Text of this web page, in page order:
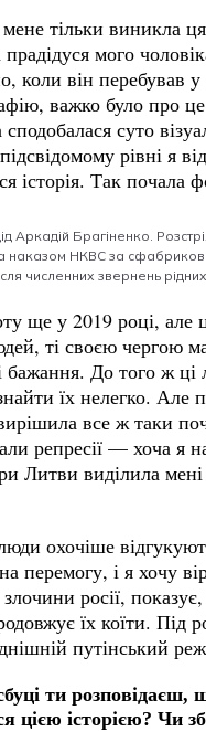
тільки виникла
мого
коли він перебував
важко було про
суто
рівні я
історія. Так почала
Аркадій Брагіненко.
наказом НКВС за
численних звернень
ще у 2019 році,
ті своєю чергою
До того ж ці
їх нелегко. Але
все ж таки
репресії — хоча я
Литви виділила
охочіше
перемогу, і я хочу
росії,
їх коїти. Під
путінський
ти
цією історією? Чи